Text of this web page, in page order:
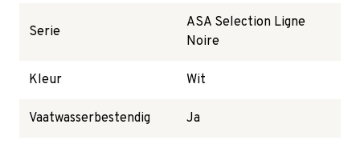
Serie
ASA Selection Ligne
Noire
Kleur Wit
Vaatwasserbestendig Ja